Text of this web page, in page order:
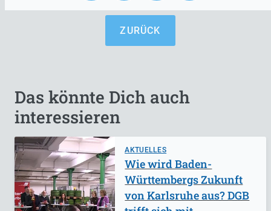
ZURÜCK
Das könnte Dich auch
interessieren
AKTUELLES
Wie wird Baden-
Württembergs Zukunft
von Karlsruhe aus? DGB